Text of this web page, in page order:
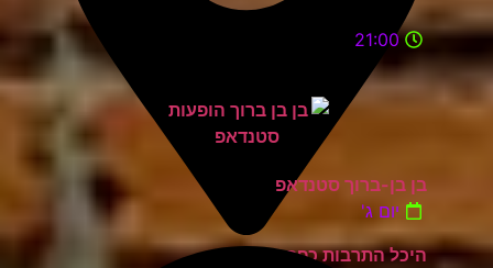
היכל התרבות כפר סבא
21:00
בן בן-ברוך סטנדאפ
יום ג'